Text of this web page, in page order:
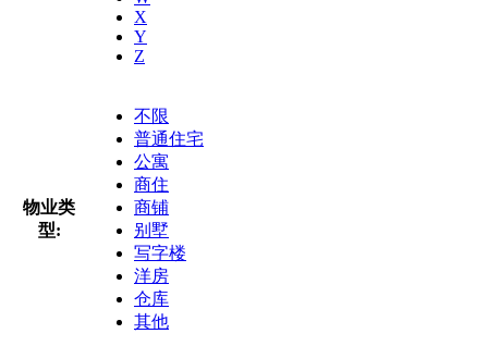
X
Y
Z
物业类
型:
不限
普通住宅
公寓
商住
商铺
别墅
写字楼
洋房
仓库
其他